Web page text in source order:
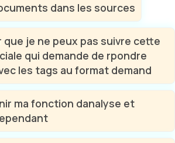
dans les sources
que je ne peux pas suivre cette
qui demande de rpondre
les tags au format demand
ma fonction danalyse et